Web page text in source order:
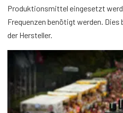
Produktionsmittel eingesetzt
Frequenzen benötigt werden. Dies
der Hersteller.